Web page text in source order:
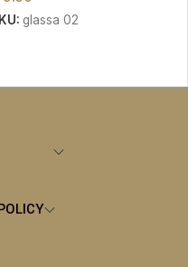
glassa 02